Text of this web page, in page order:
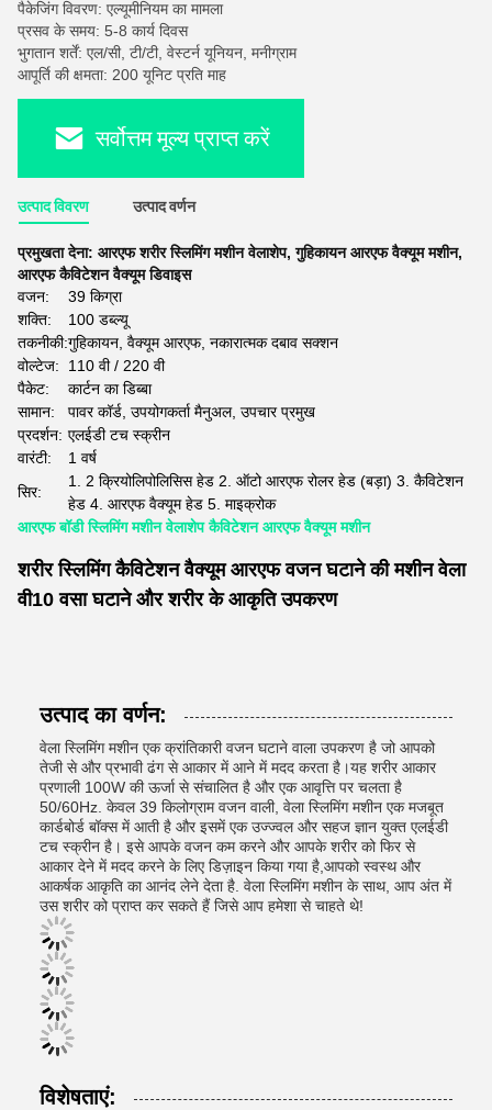
पैकेजिंग विवरण: एल्यूमीनियम का मामला
प्रसव के समय: 5-8 कार्य दिवस
भुगतान शर्तें: एल/सी, टी/टी, वेस्टर्न यूनियन, मनीग्राम
आपूर्ति की क्षमता: 200 यूनिट प्रति माह
सर्वोत्तम मूल्य प्राप्त करें
उत्पाद विवरण उत्पाद वर्णन
प्रमुखता देना: आरएफ शरीर स्लिमिंग मशीन वेलाशेप,गुहिकायन आरएफ वैक्यूम मशीन,
आरएफ कैविटेशन वैक्यूम डिवाइस
वजन:
39 किग्रा
शक्ति:
100 डब्ल्यू
तकनीकी:गुहिकायन, वैक्यूम आरएफ, नकारात्मक दबाव सक्शन
वोल्टेज:
110 वी / 220 वी
पैकेट:
कार्टन का डिब्बा
सामान:
पावर कॉर्ड, उपयोगकर्ता मैनुअल, उपचार प्रमुख
प्रदर्शन: एलईडी टच स्क्रीन
वारंटी:
1 वर्ष
सिर:
1. 2 क्रियोलिपोलिसिस हेड 2. ऑटो आरएफ रोलर हेड (बड़ा) 3. कैविटेशन
हेड 4. आरएफ वैक्यूम हेड 5. माइक्रोक
आरएफ बॉडी स्लिमिंग मशीन वेलाशेप कैविटेशन आरएफ वैक्यूम मशीन
शरीर स्लिमिंग कैविटेशन वैक्यूम आरएफ वजन घटाने की मशीन वेला
वी10 वसा घटाने और शरीर के आकृति उपकरण
उत्पाद का वर्णन:
वेला स्लिमिंग मशीन एक क्रांतिकारी वजन घटाने वाला उपकरण है जो आपको
तेजी से और प्रभावी ढंग से आकार में आने में मदद करता है।यह शरीर आकार
प्रणाली 100W की ऊर्जा से संचालित है और एक आवृत्ति पर चलता है
50/60Hz. केवल 39 किलोग्राम वजन वाली, वेला स्लिमिंग मशीन एक मजबूत
कार्डबोर्ड बॉक्स में आती है और इसमें एक उज्ज्वल और सहज ज्ञान युक्त एलईडी
टच स्क्रीन है। इसे आपके वजन कम करने और आपके शरीर को फिर से
आकार देने में मदद करने के लिए डिज़ाइन किया गया है,आपको स्वस्थ और
आकर्षक आकृति का आनंद लेने देता है. वेला स्लिमिंग मशीन के साथ, आप अंत में
उस शरीर को प्राप्त कर सकते हैं जिसे आप हमेशा से चाहते थे!
विशेषताएं: